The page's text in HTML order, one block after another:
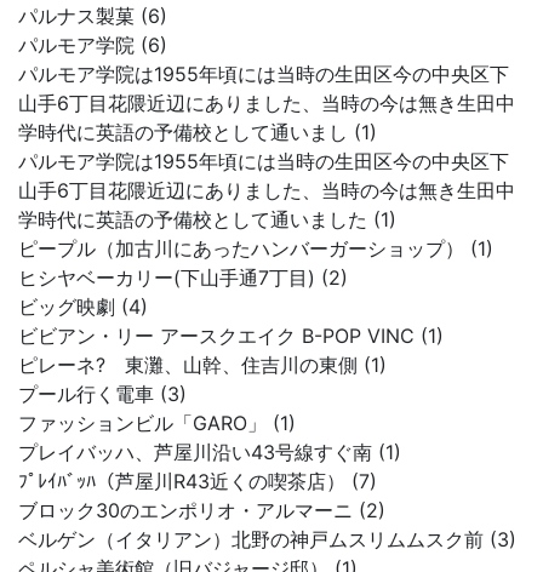
パルナス製菓 (6)
パルモア学院 (6)
パルモア学院は1955年頃には当時の生田区今の中央区下
山手6丁目花隈近辺にありました、当時の今は無き生田中
学時代に英語の予備校として通いまし (1)
パルモア学院は1955年頃には当時の生田区今の中央区下
山手6丁目花隈近辺にありました、当時の今は無き生田中
学時代に英語の予備校として通いました (1)
ピープル（加古川にあったハンバーガーショップ） (1)
ヒシヤベーカリー(下山手通7丁目) (2)
ビッグ映劇 (4)
ビビアン・リー アースクエイク B-POP VINC (1)
ピレーネ? 東灘、山幹、住吉川の東側 (1)
プール行く電車 (3)
ファッションビル「GARO」 (1)
プレイバッハ、芦屋川沿い43号線すぐ南 (1)
ﾌﾟﾚｲﾊﾞｯﾊ（芦屋川R43近くの喫茶店） (7)
ブロック30のエンポリオ・アルマーニ (2)
ベルゲン（イタリアン）北野の神戸ムスリムムスク前 (3)